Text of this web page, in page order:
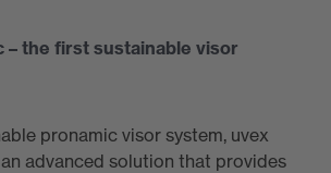
– the first sustainable visor
pronamic visor system, uvex
advanced solution that provides